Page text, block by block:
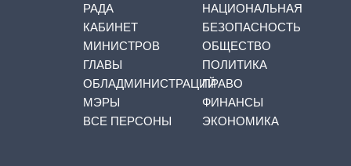
РАДА
КАБИНЕТ
МИНИСТРОВ
ГЛАВЫ
ОБЛАДМИНИСТРАЦИЙ
МЭРЫ
ВСЕ ПЕРСОНЫ
НАЦИОНАЛЬНАЯ
БЕЗОПАСНОСТЬ
ОБЩЕСТВО
ПОЛИТИКА
ПРАВО
ФИНАНСЫ
ЭКОНОМИКА